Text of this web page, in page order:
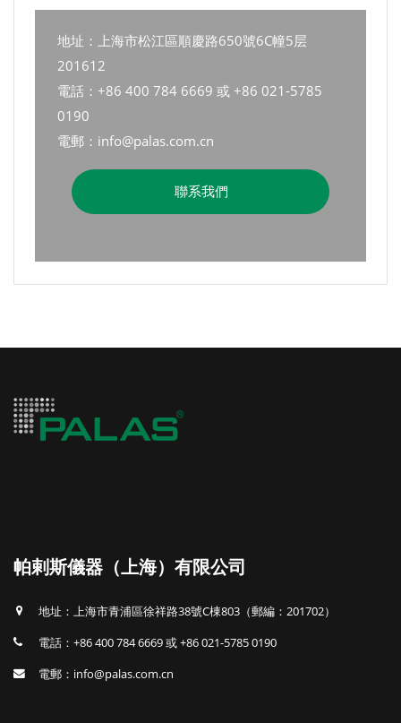
地址：上海市松江區順慶路650號6C幢5层
201612
電話：+86 400 784 6669 或 +86 021-5785
0190
電郵：info@palas.com.cn
聯系我們
帕剌斯儀器（上海）有限公司
地址：上海市青浦區徐祥路38號C棟803（郵編：201702）
電話：+86 400 784 6669 或 +86 021-5785 0190
電郵：info@palas.com.cn